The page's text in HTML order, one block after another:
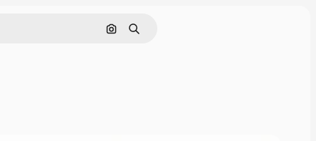
Pesquisar por imagem
Buscar